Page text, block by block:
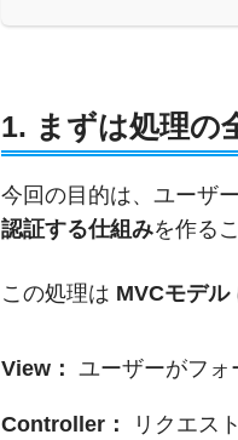
1. まずは処理の
今回の目的は、ユーザ
認証する仕組みを作る
この処理は MVCモデル
View： ユーザーがフ
Controller： リクエス